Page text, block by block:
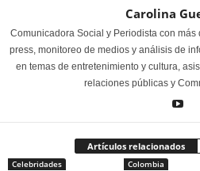
Carolina
Comunicadora Social y Periodista con
press, monitoreo de medios y análisis de
en temas de entretenimiento y cultura,
relaciones públicas y
Artículos relacionados
Celebridades Colombia